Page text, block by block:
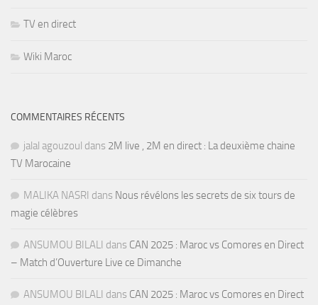
TV en direct
Wiki Maroc
COMMENTAIRES RÉCENTS
jalal agouzoul dans 2M live , 2M en direct : La deuxième chaine
TV Marocaine
MALIKA NASRI dans Nous révélons les secrets de six tours de
magie célèbres
ANSUMOU BILALI dans CAN 2025 : Maroc vs Comores en Direct
– Match d’Ouverture Live ce Dimanche
ANSUMOU BILALI dans CAN 2025 : Maroc vs Comores en Direct